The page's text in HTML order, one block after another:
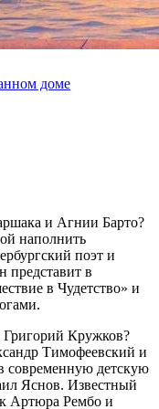
доме
и Агнии Барто?
наполнить
поэт и
представит в
в Чудетство» и
Григорий Кружков?
Тимофеевский и
современную детскую
Яснов. Известный
Артюра Рембо и